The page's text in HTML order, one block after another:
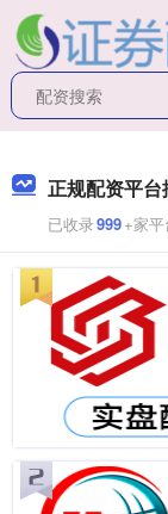
正规配资平台
已收录999+家平